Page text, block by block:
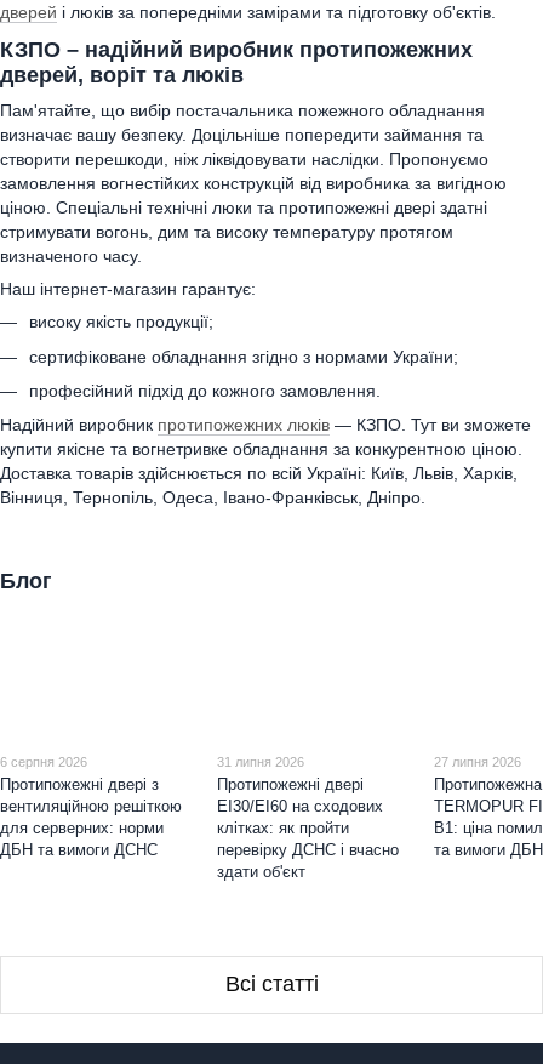
дверей і люків за попередніми замірами та підготовку об'єктів.
КЗПО – надійний виробник протипожежних
дверей, воріт та люків
Пам'ятайте, що вибір постачальника пожежного обладнання
визначає вашу безпеку. Доцільніше попередити займання та
створити перешкоди, ніж ліквідовувати наслідки. Пропонуємо
замовлення вогнестійких конструкцій від виробника за вигідною
ціною. Спеціальні технічні люки та протипожежні двері здатні
стримувати вогонь, дим та високу температуру протягом
визначеного часу.
Наш інтернет-магазин гарантує:
високу якість продукції;
сертифіковане обладнання згідно з нормами України;
професійний підхід до кожного замовлення.
Надійний виробник протипожежних люків — КЗПО. Тут ви зможете
купити якісне та вогнетривке обладнання за конкурентною ціною.
Доставка товарів здійснюється по всій Україні: Київ, Львів, Харків,
Вінниця, Тернопіль, Одеса, Івано-Франківськ, Дніпро.
Блог
6 серпня 2026
Протипожежні двері з
вентиляційною решіткою
для серверних: норми
ДБН та вимоги ДСНС
31 липня 2026
Протипожежні двері
EI30/EI60 на сходових
клітках: як пройти
перевірку ДСНС і вчасно
здати об'єкт
27 липня 2026
Протипожежна
TERMOPUR
B1: ціна
та вимоги ДБН
Всі статті